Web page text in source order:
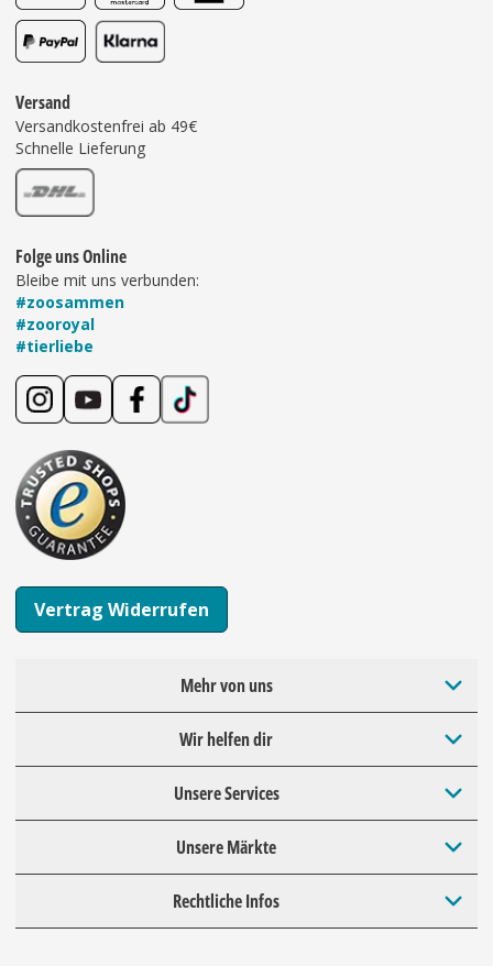
Versand
Versandkostenfrei ab 49€
Schnelle Lieferung
Folge uns Online
Bleibe mit uns verbunden:
#zoosammen
#zooroyal
#tierliebe
Vertrag Widerrufen
Mehr von uns
Wir helfen dir
Unsere Services
Unsere Märkte
Rechtliche Infos